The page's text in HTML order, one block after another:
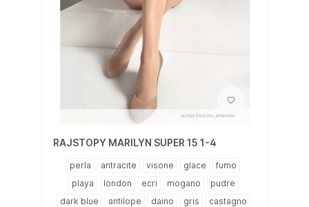
RAJSTOPY MARILYN SUPER 15 1-4
perla antracite visone glace
fumo
playa
london ecri mogano
pudre
dark blue
antilope daino gris
castagno